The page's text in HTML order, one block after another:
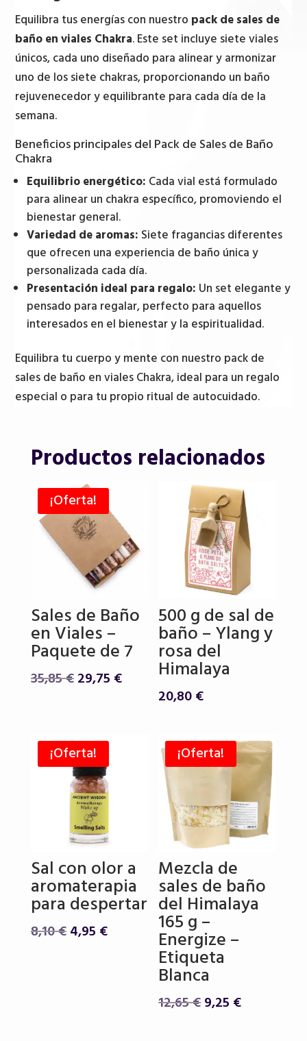
-
Chakra
-
Pack
de
regalo
7
dias
cantidad
Equilibra tus energías con nuestro pack de sales de
baño en viales Chakra. Este set incluye siete viales
únicos, cada uno diseñado para alinear y armonizar
uno de los siete chakras, proporcionando un baño
rejuvenecedor y equilibrante para cada día de la
semana.
Beneficios principales del Pack de Sales de Baño
Chakra
Equilibrio energético: Cada vial está formulado
para alinear un chakra específico, promoviendo el
bienestar general.
Variedad de aromas: Siete fragancias diferentes
que ofrecen una experiencia de baño única y
personalizada cada día.
Presentación ideal para regalo: Un set elegante y
pensado para regalar, perfecto para aquellos
interesados en el bienestar y la espiritualidad.
Equilibra tu cuerpo y mente con nuestro pack de
sales de baño en viales Chakra, ideal para un regalo
especial o para tu propio ritual de autocuidado.
Productos relacionados
¡Oferta!
Sales de Baño
en Viales –
Paquete de 7
35,85€El
35,85 €.
29,75 €El
precio
29,75 €.
500 g de sal de
baño – Ylang y
rosa del
Himalaya
20,80€
¡Oferta!
Sal con olor a
aromaterapia
para despertar
8,10€El
4,95 €El
¡Oferta!
Mezcla de
sales de baño
del Himalaya
165 g –
Energize –
Etiqueta
Blanca
12,65€El
9,25 €El